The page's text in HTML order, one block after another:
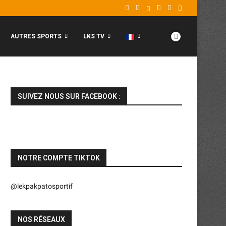
AUTRES SPORTS LKS TV
SUIVEZ NOUS SUR FACEBOOK :
NOTRE COMPTE TIKTOK
@lekpakpatosportif
NOS RÉSEAUX